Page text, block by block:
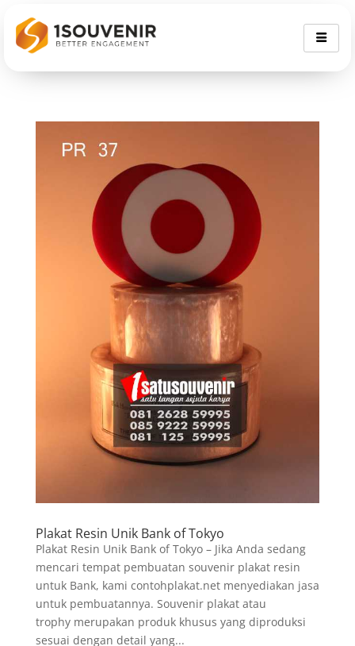
Plakat Resin Unik Bank of Tokyo
Plakat Resin Unik Bank of Tokyo – Jika Anda sedang
mencari tempat pembuatan souvenir plakat resin
untuk Bank, kami contohplakat.net menyediakan jasa
untuk pembuatannya. Souvenir plakat atau
trophy merupakan produk khusus yang diproduksi
sesuai dengan detail yang...